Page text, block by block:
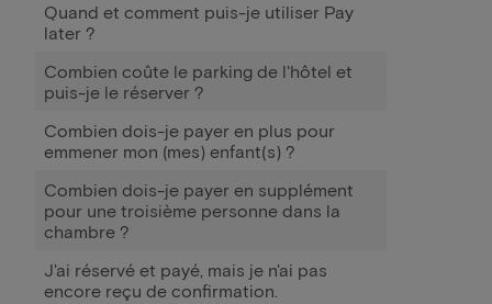
Quand et comment puis-je utiliser Pay
later ?
Combien coûte le parking de l'hôtel et
puis-je le réserver ?
Combien dois-je payer en plus pour
emmener mon (mes) enfant(s) ?
Combien dois-je payer en supplément
pour une troisième personne dans la
chambre ?
J'ai réservé et payé, mais je n'ai pas
encore reçu de confirmation.